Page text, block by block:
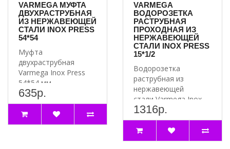
VARMEGA МУФТА
ДВУХРАСТРУБНАЯ
ИЗ НЕРЖАВЕЮЩЕЙ
СТАЛИ INOX PRESS
54*54
Муфта
двухраструбная
Varmega Inox Press
54*54 мм
используется для
соединения труб
равных диаметров. ..
635р.
VARMEGA
ВОДОРОЗЕТКА
РАСТРУБНАЯ
ПРОХОДНАЯ ИЗ
НЕРЖАВЕЮЩЕЙ
СТАЛИ INOX PRESS
15*1/2
Водорозетка
раструбная из
нержавеющей
стали Varmega Inox
Press 15*½ с одной
стороны..
1316р.